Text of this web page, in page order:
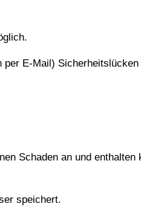
E-Mail)
Schaden an und
speichert.